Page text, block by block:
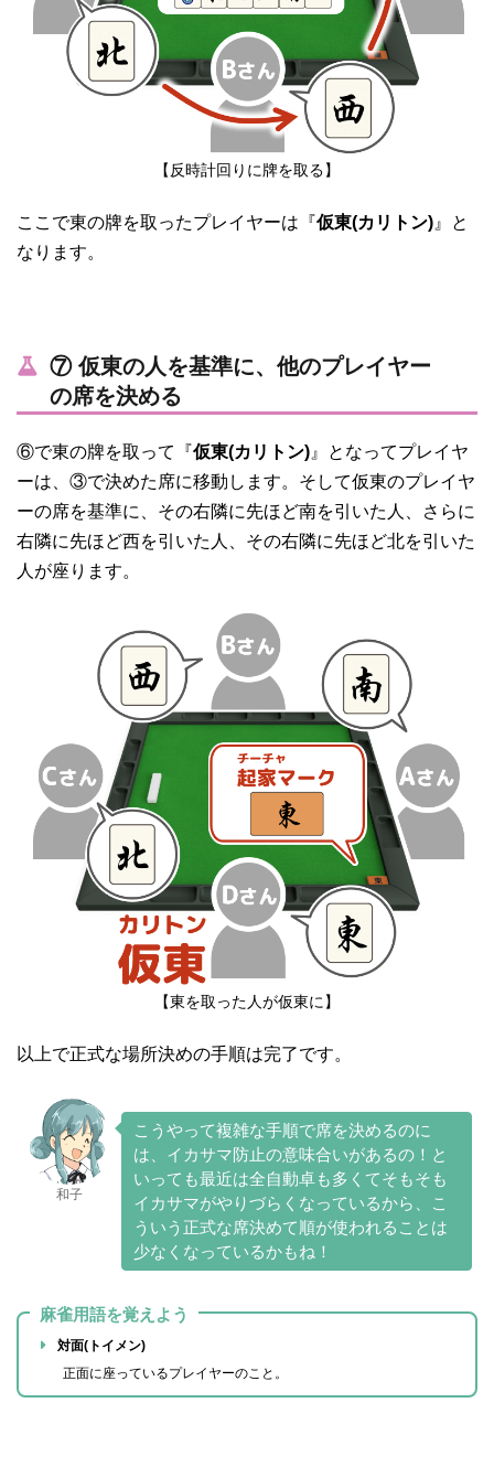
【反時計回りに牌を取る】
ここで東の牌を取ったプレイヤーは『仮東(カリトン) 』と
なります。
⑦ 仮東の人を基準に、他のプレイヤー
の席を決める
⑥で東の牌を取って『仮東(カリトン) 』となってプレイヤ
ーは、③で決めた席に移動します。そして仮東のプレイヤ
ーの席を基準に、その右隣に先ほど南を引いた人、さらに
右隣に先ほど西を引いた人、その右隣に先ほど北を引いた
人が座ります。
【東を取った人が仮東に】
以上で正式な場所決めの手順は完了です。
和子
こうやって複雑な手順で席を決めるのに
は、イカサマ防止の意味合いがあるの！と
いっても最近は全自動卓も多くてそもそも
イカサマがやりづらくなっているから、こ
ういう正式な席決めて順が使われることは
少なくなっているかもね！
麻雀用語を覚えよう
対面(トイメン)
正面に座っているプレイヤーのこと。